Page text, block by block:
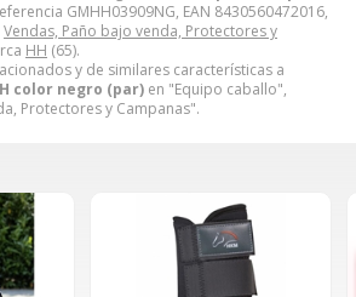
GMHH03909NG, EAN 8430560472016,
Vendas, Paño bajo venda, Protectores y
HH (65).
y de similares características a
color negro (par) en "Equipo caballo",
Protectores y Campanas".